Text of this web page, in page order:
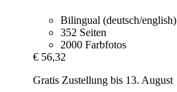
Bilingual (deutsch/english)
352 Seiten
2000 Farbfotos
€ 56,32
Gratis Zustellung bis 13. August